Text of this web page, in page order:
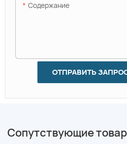
Содержание
ОТПРАВИТЬ
Сопутствующие